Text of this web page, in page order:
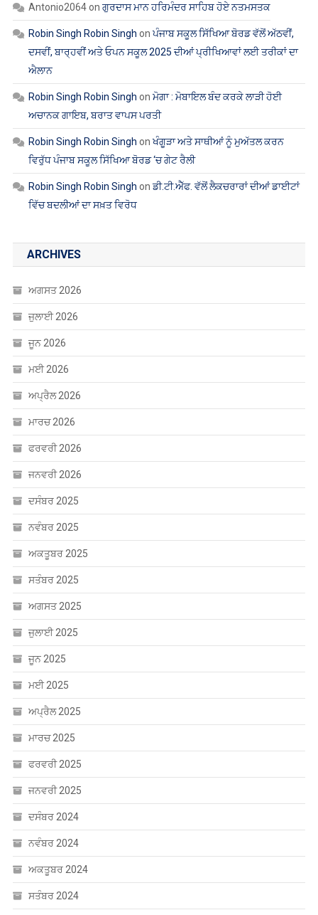
Antonio2064on ਗੁਰਦਾਸ ਮਾਨ ਹਰਿਮੰਦਰ ਸਾਹਿਬ ਹੋਏ ਨਤਮਸਤਕ
Robin Singh Robin Singh onਪੰਜਾਬ ਸਕੂਲ ਸਿੱਖਿਆ ਬੋਰਡ ਵੱਲੋਂ ਅੱਠਵੀਂ,
ਦਸਵੀਂ, ਬਾਰ੍ਹਵੀਂ ਅਤੇ ਓਪਨ ਸਕੂਲ 2025 ਦੀਆਂ ਪ੍ਰੀਖਿਆਵਾਂ ਲਈ ਤਰੀਕਾਂ ਦਾ
ਐਲਾਨ
Robin Singh Robin Singh on ਮੋਗਾ : ਮੋਬਾਇਲ ਬੰਦ ਕਰਕੇ ਲਾੜੀ ਹੋਈ
ਅਚਾਨਕ ਗਾਇਬ, ਬਰਾਤ ਵਾਪਸ ਪਰਤੀ
Robin Singh Robin Singh onਖੰਗੂੜਾ ਅਤੇ ਸਾਥੀਆਂ ਨੂੰ ਮੁਅੱਤਲ ਕਰਨ
ਵਿਰੁੱਧ ਪੰਜਾਬ ਸਕੂਲ ਸਿੱਖਿਆ ਬੋਰਡ ‘ਚ ਗੇਟ ਰੈਲੀ
Robin Singh Robin Singh onਡੀ.ਟੀ.ਐੱਫ. ਵੱਲੋਂ ਲੈਕਚਰਾਰਾਂ ਦੀਆਂ ਡਾਈਟਾਂ
ਵਿੱਚ ਬਦਲੀਆਂ ਦਾ ਸਖ਼ਤ ਵਿਰੋਧ
ARCHIVES
ਅਗਸਤ 2026
ਜੁਲਾਈ 2026
ਜੂਨ 2026
ਮਈ 2026
ਅਪ੍ਰੈਲ 2026
ਮਾਰਚ 2026
ਫਰਵਰੀ 2026
ਜਨਵਰੀ 2026
ਦਸੰਬਰ 2025
ਨਵੰਬਰ 2025
ਅਕਤੂਬਰ 2025
ਸਤੰਬਰ 2025
ਅਗਸਤ 2025
ਜੁਲਾਈ 2025
ਜੂਨ 2025
ਮਈ 2025
ਅਪ੍ਰੈਲ 2025
ਮਾਰਚ 2025
ਫਰਵਰੀ 2025
ਜਨਵਰੀ 2025
ਦਸੰਬਰ 2024
ਨਵੰਬਰ 2024
ਅਕਤੂਬਰ 2024
ਸਤੰਬਰ 2024